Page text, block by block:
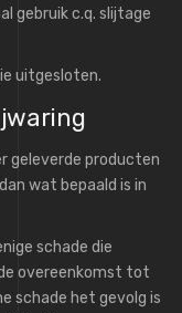
gebruik c.q. slijtage
uitgesloten.
geleverde producten
wat bepaald is in
schade die
overeenkomst tot
schade het gevolg is